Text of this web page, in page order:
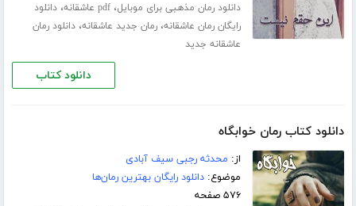
دانلود رمان مذهبی برای موبایل،pdf عاشقانه ،دانلود
رایگان رمان عاشقانه،رمان جدید عاشقانه،دانلود رمان
عاشقانه جدید
دانلود کتاب
دانلود کتاب رمان خوابگاه
از: محدثه رجبی سیف آبادی
موضوع:دانلود رایگان بهترین رمان‌ها
۵۷۶ صفحه